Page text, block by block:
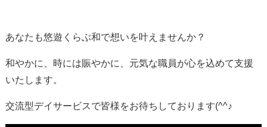
あなたも悠遊くらぶ和で想いを叶えませんか？
和やかに、時には賑やかに、元気な職員が心を込めて支援
いたします。
交流型デイサービスで皆様をお待ちしております(^^♪